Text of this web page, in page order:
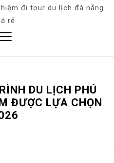
đi tour du lịch đà nẵng
rẻ
DU LỊCH PHÚ
ĐƯỢC LỰA CHỌN